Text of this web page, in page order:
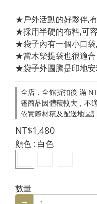
★戶外活動的好夥伴,
★採用半硬的布料,可
★袋子內有一個小口
★當木柴提袋也很適合
★袋子外圖騰是印地
全店，全館折扣後 滿
篷商品因體積較大，不
依實際材積及配送地區
NT$1,480
顏色 : 白色
數量